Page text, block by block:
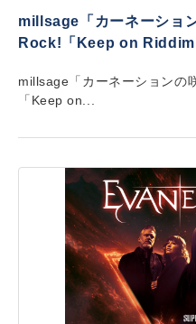
millsage「カーネーショ
Rock!「Keep on Riddim
millsage「カーネーションの
「Keep on...